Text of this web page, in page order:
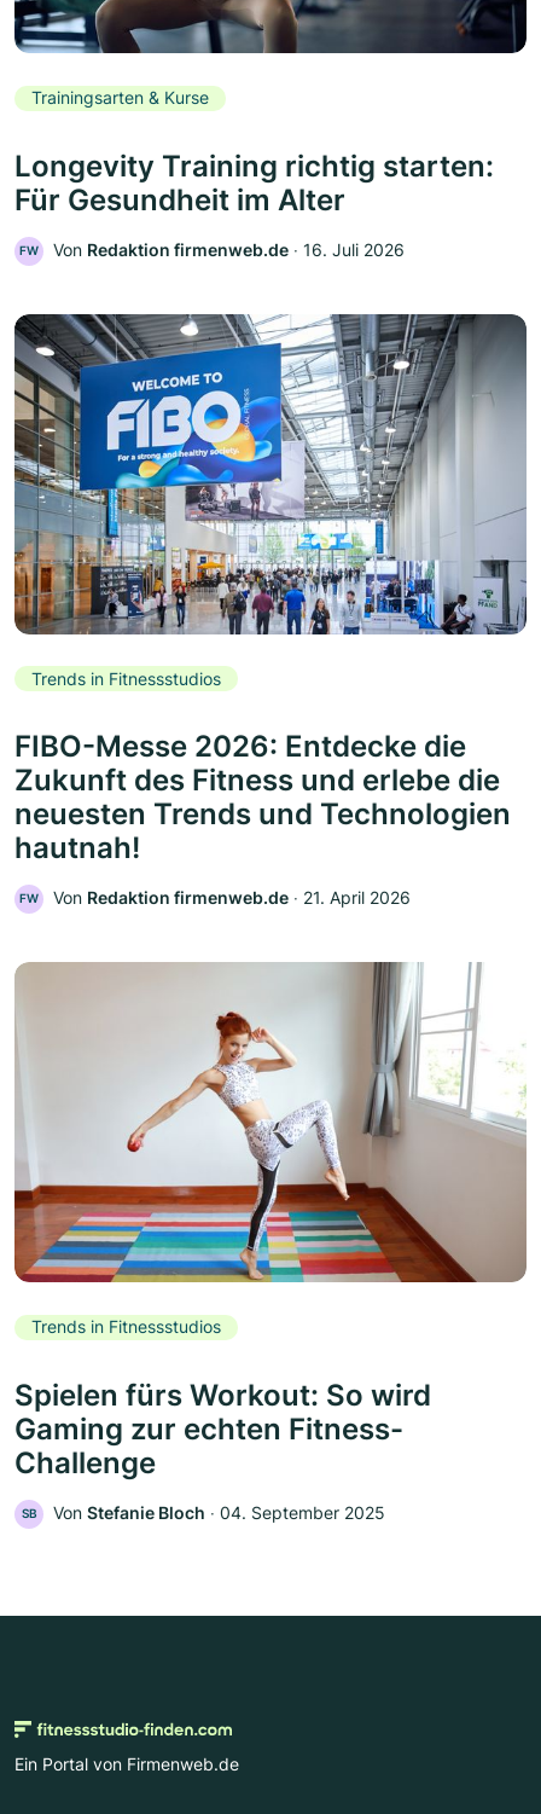
Trainingsarten & Kurse
Longevity Training richtig starten:
Für Gesundheit im Alter
FW Von Redaktion firmenweb.de ‧ 16. Juli 2026
Trends in Fitnessstudios
FIBO-Messe 2026: Entdecke die
Zukunft des Fitness und erlebe die
neuesten Trends und Technologien
hautnah!
FW Von Redaktion firmenweb.de ‧ 21. April 2026
Trends in Fitnessstudios
Spielen fürs Workout: So wird
Gaming zur echten Fitness-
Challenge
SB Von Stefanie Bloch ‧ 04. September 2025
Ein Portal von Firmenweb.de